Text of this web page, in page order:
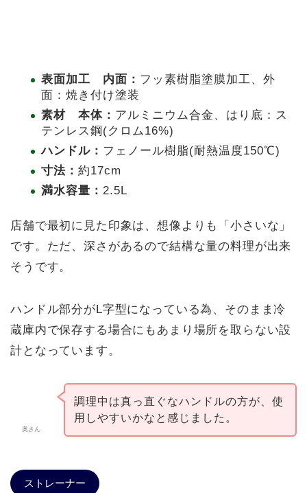
表面加工 内面： フッ素樹脂塗膜加工、外
面：焼き付け塗装
素材 本体： アルミニウム合金、はり底：ス
テンレス鋼(クロム16%)
ハンドル： フェノール樹脂(耐熱温度150℃)
寸法： 約17cm
満水容量： 2.5L
店舗で最初に見た印象は、想像よりも「小さいな」
です。ただ、深さがあるので結構な量の料理が出来
そうです。
ハンドル部分がL字型になっている為、そのまま冷
蔵庫内で保存する場合にもあまり場所を取らない設
計となっています。
奥さん
調理中は真っ直ぐなハンドルの方が、使
用しやすいかなと感じました。
ストレーナー